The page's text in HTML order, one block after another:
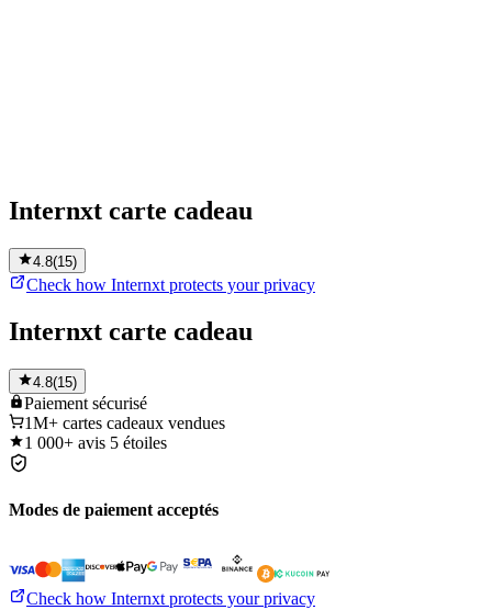
Internxt carte cadeau
4.8(15)
Check how Internxt protects your privacy
Internxt carte cadeau
4.8(15)
Paiement sécurisé
1M+ cartes cadeaux vendues
1 000+ avis 5 étoiles
Modes de paiement acceptés
Check how Internxt protects your privacy